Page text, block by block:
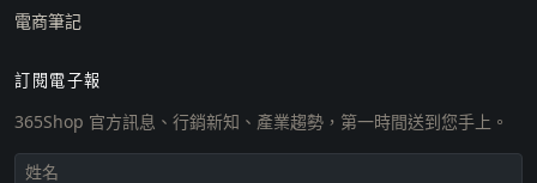
電商筆記
訂閱電子報
365Shop 官方訊息、行銷新知、產業趨勢，第一時間送到您手上。